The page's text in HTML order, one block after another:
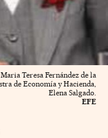
Teresa Fernández de la
de Economía y Hacienda,
Elena Salgado.
EFE